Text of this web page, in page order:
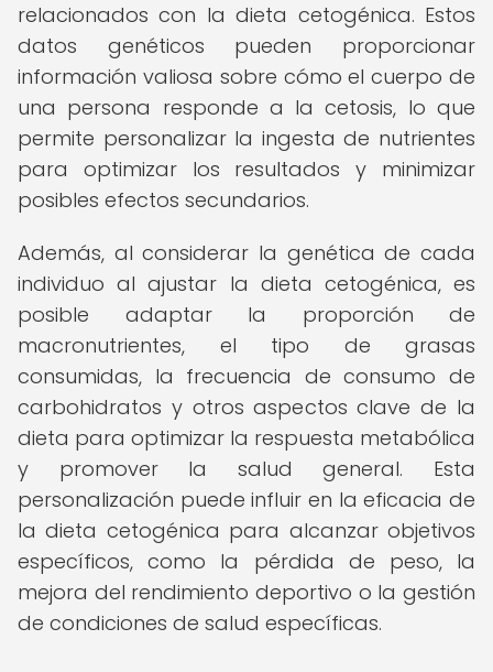
relacionados con la dieta cetogénica. Estos
datos genéticos pueden proporcionar
información valiosa sobre cómo el cuerpo de
una persona responde a la cetosis, lo que
permite personalizar la ingesta de nutrientes
para optimizar los resultados y minimizar
posibles efectos secundarios.
Además, al considerar la genética de cada
individuo al ajustar la dieta cetogénica, es
posible adaptar la proporción de
macronutrientes, el tipo de grasas
consumidas, la frecuencia de consumo de
carbohidratos y otros aspectos clave de la
dieta para optimizar la respuesta metabólica
y promover la salud general. Esta
personalización puede influir en la eficacia de
la dieta cetogénica para alcanzar objetivos
específicos, como la pérdida de peso, la
mejora del rendimiento deportivo o la gestión
de condiciones de salud específicas.